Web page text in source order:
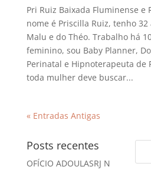
Pri Ruiz Baixada Fluminense e
nome é Priscilla Ruiz, tenho
Malu e do Théo. Trabalho há
feminino, sou Baby Planner,
Perinatal e Hipnoterapeuta de
toda mulher deve buscar...
« Entradas Antigas
Posts recentes
OFÍCIO ADOULASRJ N